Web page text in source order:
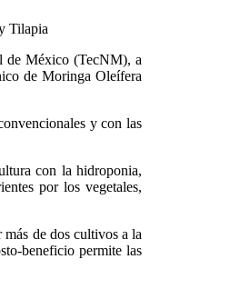
Tilapia
de México (TecNM), a
de Moringa Oleífera
y con las
con la hidroponia,
por los vegetales,
más de dos cultivos a la
beneficio permite las